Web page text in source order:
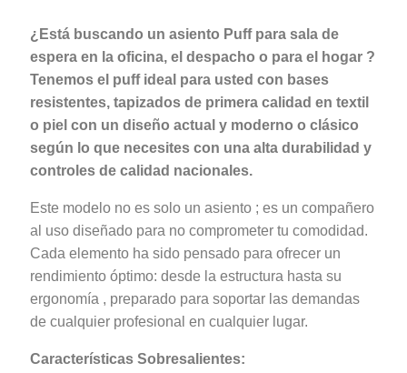
¿Está buscando un asiento Puff para sala de
espera en la oficina, el despacho o para el hogar ?
Tenemos el puff ideal para usted con bases
resistentes, tapizados de primera calidad en textil
o piel con un diseño actual y moderno o clásico
según lo que necesites con una alta durabilidad y
controles de calidad nacionales.
Este modelo no es solo un asiento ; es un compañero
al uso diseñado para no comprometer tu comodidad.
Cada elemento ha sido pensado para ofrecer un
rendimiento óptimo: desde la estructura hasta su
ergonomía , preparado para soportar las demandas
de cualquier profesional en cualquier lugar.
Características Sobresalientes: